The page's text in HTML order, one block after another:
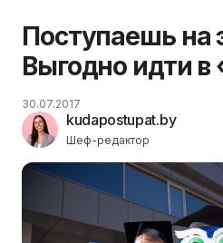
Поступаешь на
Выгодно идти
kudapostupat.by
Шеф-редактор
30.07.2017